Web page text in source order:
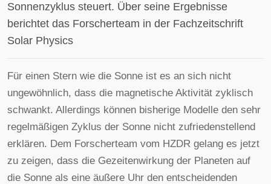
Sonnenzyklus steuert. Über seine Ergebnisse
berichtet das Forscherteam in der Fachzeitschrift
Solar Physics
Für einen Stern wie die Sonne ist es an sich nicht
ungewöhnlich, dass die magnetische Aktivität zyklisch
schwankt. Allerdings können bisherige Modelle den sehr
regelmäßigen Zyklus der Sonne nicht zufriedenstellend
erklären. Dem Forscherteam vom HZDR gelang es jetzt
zu zeigen, dass die Gezeitenwirkung der Planeten auf
die Sonne als eine äußere Uhr den entscheidenden